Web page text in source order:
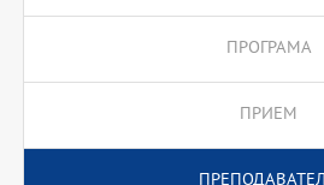
ПРОГРАМА
ПРИЕМ